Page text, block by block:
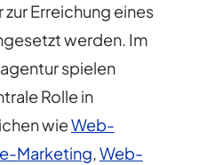
Erreichung eines
werden. Im
spielen
Rolle in
wieWeb-
Marketing,Web-